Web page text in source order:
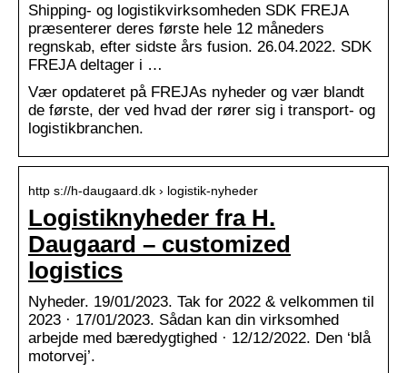
Shipping- og logistikvirksomheden SDK FREJA
præsenterer deres første hele 12 måneders
regnskab, efter sidste års fusion. 26.04.2022. SDK
FREJA deltager i …
Vær opdateret på FREJAs nyheder og vær blandt
de første, der ved hvad der rører sig i transport- og
logistikbranchen.
http s://h-daugaard.dk › logistik-nyheder
Logistiknyheder fra H.
Daugaard – customized
logistics
Nyheder. 19/01/2023. Tak for 2022 & velkommen til
2023 · 17/01/2023. Sådan kan din virksomhed
arbejde med bæredygtighed · 12/12/2022. Den ‘blå
motorvej’.